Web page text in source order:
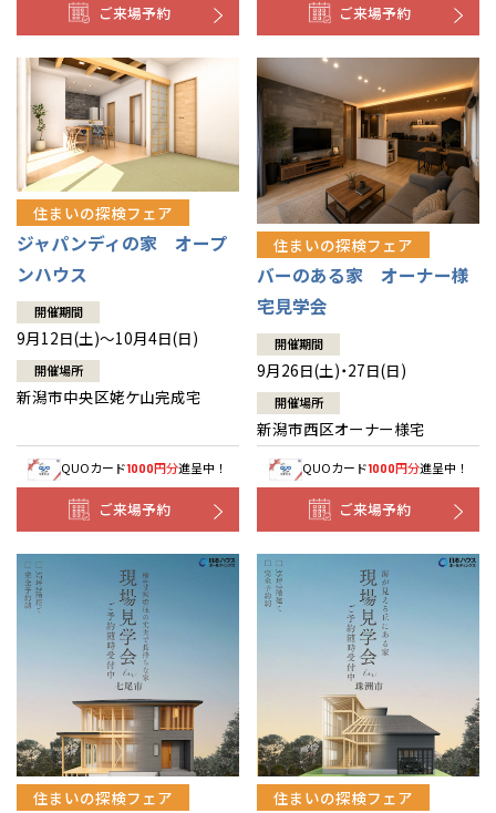
ご来場予約 ご来場予約
住まいの探検フェア
ジャパンディの家 オープ
ンハウス
開催期間
9月12日(土)～10月4日(日)
開催場所
新潟市中央区姥ケ山完成宅
QUOカード1000円分進呈中！
ご来場予約
住まいの探検フェア
バーのある家 オーナー様
宅見学会
開催期間
9月26日(土)・27日(日)
開催場所
新潟市西区オーナー様宅
QUOカード1000円分進呈中！
ご来場予約
住まいの探検フェア 住まいの探検フェア